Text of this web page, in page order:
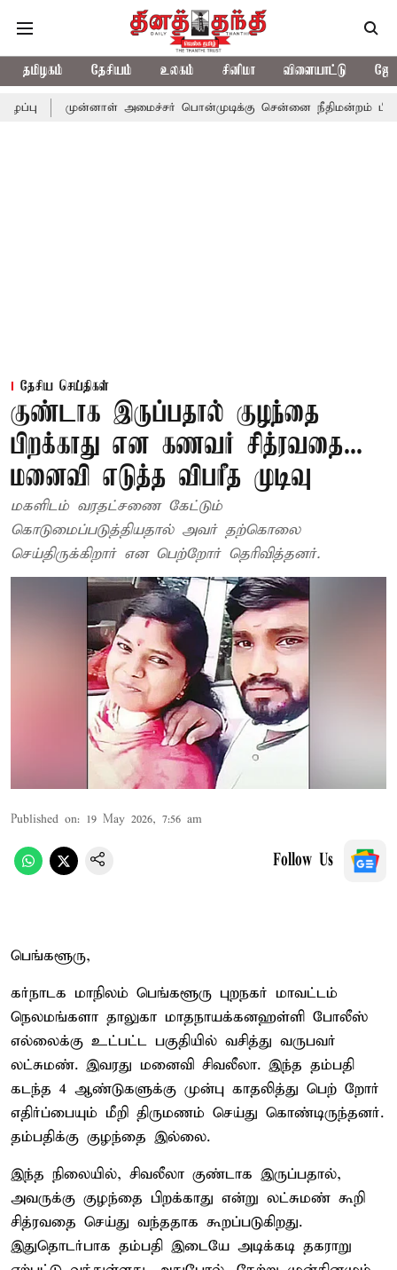
தமிழகம் தேசியம் உலகம் சினிமா விளையாட்டு
அமைச்சர் பொன்முடிக்கு சென்னை நீதிமன்றம் பிடிவாராண்ட்
தேசிய செய்திகள்
குண்டாக இருப்பதால் குழந்தை
பிறக்காது என கணவர் சித்ரவதை...
மனைவி எடுத்த விபரீத முடிவு
மகளிடம் வரதட்சணை கேட்டும்
கொடுமைப்படுத்தியதால் அவர் தற்கொலை
செய்திருக்கிறார் என பெற்றோர் தெரிவித்தனர்.
Published on: 19 May 2026, 7:56 am
Follow Us
பெங்களூரு,
கர்நாடக மாநிலம் பெங்களூரு புறநகர் மாவட்டம்
நெலமங்களா தாலுகா மாதநாயக்கனஹள்ளி போலீஸ்
எல்லைக்கு உட்பட்ட பகுதியில் வசித்து வருபவர்
லட்சுமண். இவரது மனைவி சிவலீலா. இந்த தம்பதி
கடந்த 4 ஆண்டுகளுக்கு முன்பு காதலித்து பெற் றோர்
எதிர்ப்பையும் மீறி திருமணம் செய்து கொண்டிருந்தனர்.
தம்பதிக்கு குழந்தை இல்லை.
இந்த நிலையில், சிவலீலா குண்டாக இருப்பதால்,
அவருக்கு குழந்தை பிறக்காது என்று லட்சுமண் கூறி
சித்ரவதை செய்து வந்ததாக கூறப்படுகிறது.
இதுதொடர்பாக தம்பதி இடையே அடிக்கடி தகராறு